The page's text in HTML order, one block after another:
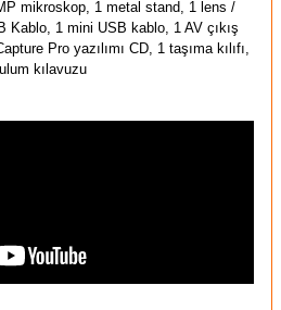
mikroskop, 1 metal stand, 1 lens /
Kablo, 1 mini USB kablo, 1 AV çıkış
Pro yazılımı CD, 1 taşıma kılıfı,
kılavuzu